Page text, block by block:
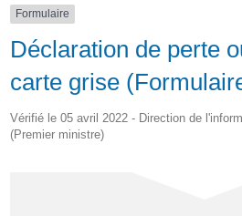
Formulaire
Déclaration de perte
carte grise
Vérifié le 05 avril 2022 - Direction de
(Premier ministre)